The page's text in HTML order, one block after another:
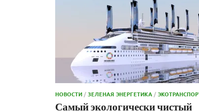
НОВОСТИ /ЗЕЛЕНАЯ ЭНЕРГЕТИКА /
Самый экологически чистый